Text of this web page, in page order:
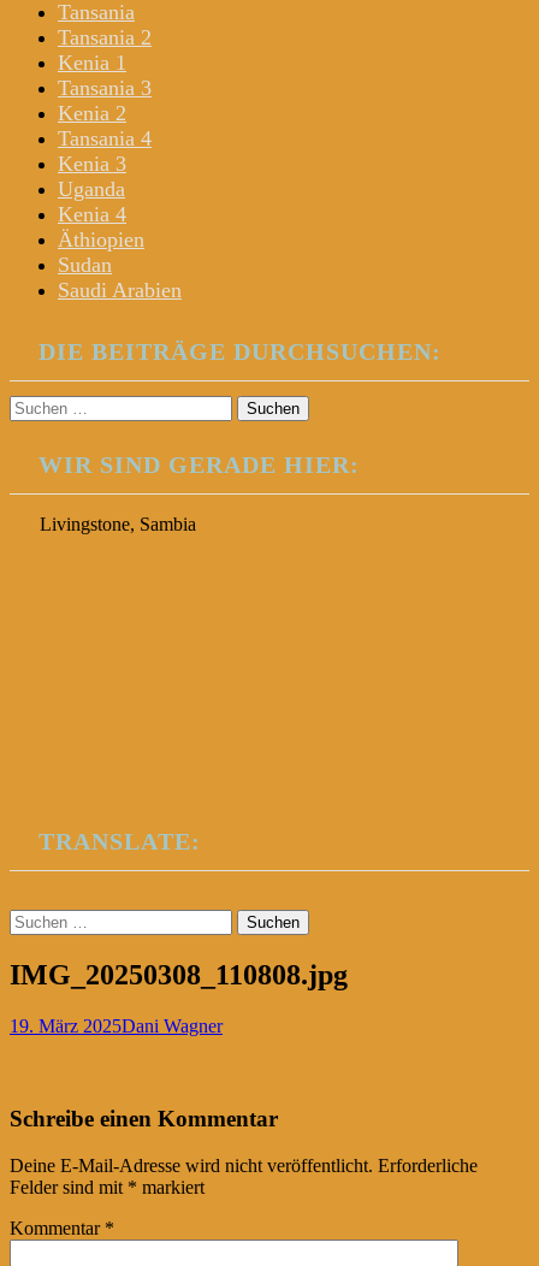
Tansania
Tansania 2
Kenia 1
Tansania 3
Kenia 2
Tansania 4
Kenia 3
Uganda
Kenia 4
Äthiopien
Sudan
Saudi Arabien
DIE BEITRÄGE DURCHSUCHEN:
Suchen
nach:
WIR SIND GERADE HIER:
Livingstone, Sambia
TRANSLATE:
Suchen
nach:
IMG_20250308_110808.jpg
19. März 2025Dani Wagner
Post
navigation
←
Schreibe einen Kommentar
Deine E-Mail-Adresse wird nicht veröffentlicht. Erforderliche
Felder sind mit * markiert
Kommentar *